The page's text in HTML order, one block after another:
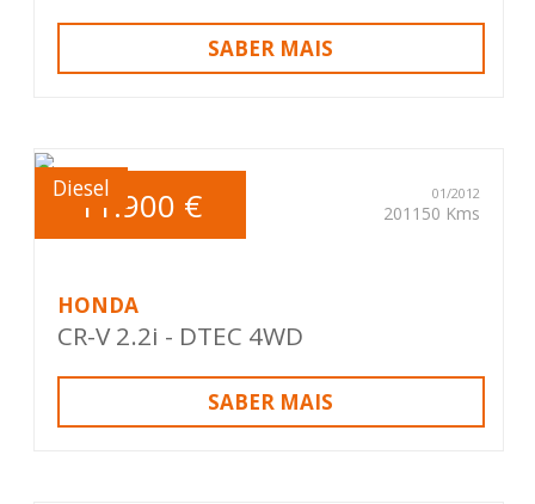
SABER MAIS
Diesel
11.900 € 01/2012
201150 Kms
HONDA
CR-V 2.2i - DTEC 4WD
SABER MAIS